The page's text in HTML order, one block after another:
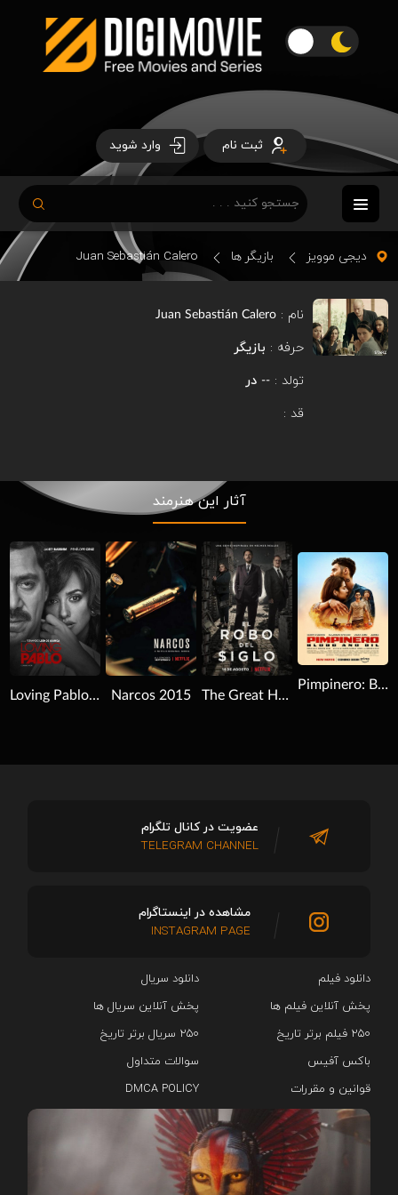
ثبت نام وارد شوید
دیجی موویز بازیگر ها Juan Sebastián Calero
نام : Juan Sebastián Calero
حرفه : بازیگر
تولد : -- در
قد :
آثار این هنرمند
Download
Pimpinero: Blood and Oil 2024
Download
The Great Heist 2020
Download
Narcos 2015
Loving Pablo 2017
دانلود فیلم
دانلود سریال‌
پخش آنلاین فیلم ها
پخش آنلاین سریال ها
۲۵۰ فیلم برتر تاریخ
۲۵۰ سریال برتر تاریخ
باکس آفیس
سوالات متداول
قوانین و مقررات
DMCA POLICY
عضویت در کانال تلگرام
TELEGRAM CHANNEL
مشاهده در اینستاگرام
INSTAGRAM PAGE